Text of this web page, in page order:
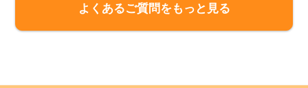
よくあるご質問をもっと見る